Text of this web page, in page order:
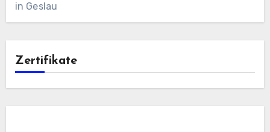
in Geslau
Zertifikate